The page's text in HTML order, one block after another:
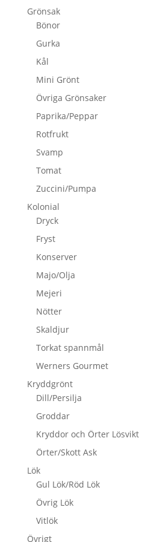
Grönsak
Bönor
Gurka
Kål
Mini Grönt
Övriga Grönsaker
Paprika/Peppar
Rotfrukt
Svamp
Tomat
Zuccini/Pumpa
Kolonial
Dryck
Fryst
Konserver
Majo/Olja
Mejeri
Nötter
Skaldjur
Torkat spannmål
Werners Gourmet
Kryddgrönt
Dill/Persilja
Groddar
Kryddor och Örter Lösvikt
Örter/Skott Ask
Lök
Gul Lök/Röd Lök
Övrig Lök
Vitlök
Övrigt